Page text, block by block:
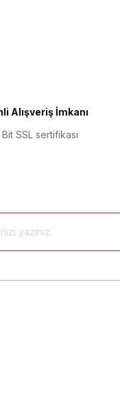
Alışveriş İmkanı
SSL sertifikası